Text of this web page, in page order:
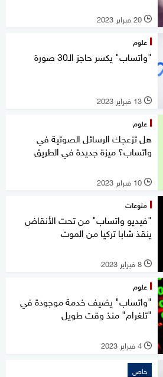
l 20 فبراير 2023
علوم
"واتساب" يكسر حاجز الـ30 صورة
l 13 فبراير 2023
علوم
هل تزعجك الرسائل الصوتية في
واتساب؟ ميزة جديدة في الطريق
l 10 فبراير 2023
منوعات
"فيديو واتساب" من تحت الأنقاض
ينقذ شابا تركيا من الموت
l 8 فبراير 2023
علوم
"واتساب" يضيف خدمة موجودة في
"تلغرام" منذ وقت طويل
l 4 فبراير 2023
خاص